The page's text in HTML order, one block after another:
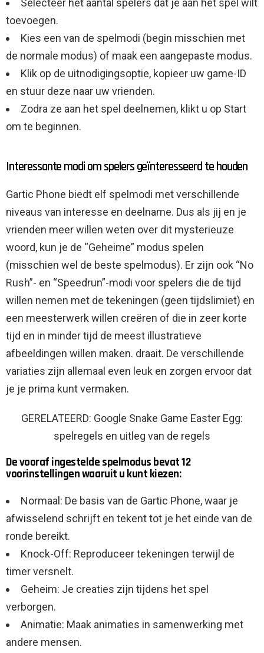
Selecteer het aantal spelers dat je aan het spel wilt
toevoegen.
Kies een van de spelmodi (begin misschien met
de normale modus) of maak een aangepaste modus.
Klik op de uitnodigingsoptie, kopieer uw game-ID
en stuur deze naar uw vrienden.
Zodra ze aan het spel deelnemen, klikt u op Start
om te beginnen.
Interessante modi om spelers geïnteresseerd te houden
Gartic Phone biedt elf spelmodi met verschillende
niveaus van interesse en deelname. Dus als jij en je
vrienden meer willen weten over dit mysterieuze
woord, kun je de “Geheime” modus spelen
(misschien wel de beste spelmodus). Er zijn ook “No
Rush”- en “Speedrun”-modi voor spelers die de tijd
willen nemen met de tekeningen (geen tijdslimiet) en
een meesterwerk willen creëren of die in zeer korte
tijd en in minder tijd de meest illustratieve
afbeeldingen willen maken. draait. De verschillende
variaties zijn allemaal even leuk en zorgen ervoor dat
je je prima kunt vermaken.
GERELATEERD: Google Snake Game Easter Egg:
spelregels en uitleg van de regels
De vooraf ingestelde spelmodus bevat 12
voorinstellingen waaruit u kunt kiezen:
Normaal: De basis van de Gartic Phone, waar je
afwisselend schrijft en tekent tot je het einde van de
ronde bereikt.
Knock-Off: Reproduceer tekeningen terwijl de
timer versnelt.
Geheim: Je creaties zijn tijdens het spel
verborgen.
Animatie: Maak animaties in samenwerking met
andere mensen.